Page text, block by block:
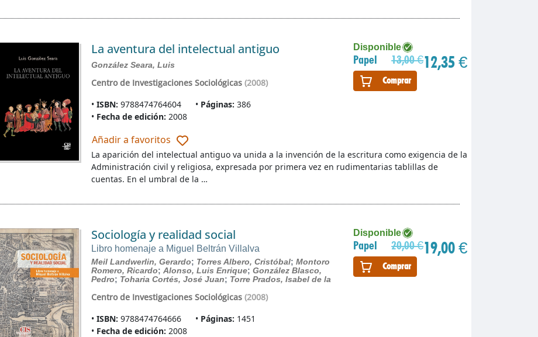
La aventura del intelectual antiguo
González Seara, Luis
Centro de Investigaciones Sociológicas (2008)
ISBN: 9788474764604 Páginas: 386
Fecha de edición: 2008
Añadir a favoritos
Disponible
Papel 13,00 €12,35 €
Comprar
La aparición del intelectual antiguo va unida a la invención de la escritura como exigencia de la
Administración civil y religiosa, expresada por primera vez en rudimentarias tablillas de
cuentas. En el umbral de la …
Sociología y realidad social
Libro homenaje a Miguel Beltrán Villalva
Meil Landwerlin, Gerardo; Torres Albero, Cristóbal;Montoro
Romero, Ricardo;Alonso, Luis Enrique;González Blasco,
Pedro; Toharia Cortés, José Juan; Torre Prados, Isabel de la
Centro de Investigaciones Sociológicas (2008)
ISBN: 9788474764666 Páginas: 1451
Fecha de edición: 2008
Disponible
Papel 20,00 €19,00 €
Comprar